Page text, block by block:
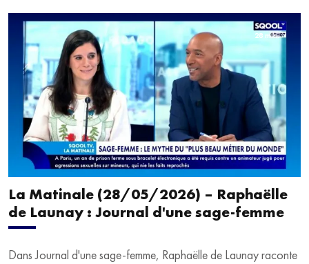
Le secteur aérien fait face à une pénurie mondiale de personnel
naviguant commercial, les fameux PNC. Avec la reprise record
du trafic aérien, les compagnies recherchent massivement
stewards et hôtesses d'accueil. Nous parlerons formation en
deuxième partie, avec Lyse Poncety et Rémy Duchange, co-
fondateurs de Skysuccess.
28 min.
La Matinale (28/05/2026) – Raphaëlle
de Launay : Journal d'une sage-femme
Dans Journal d'une sage-femme, Raphaëlle de Launay raconte